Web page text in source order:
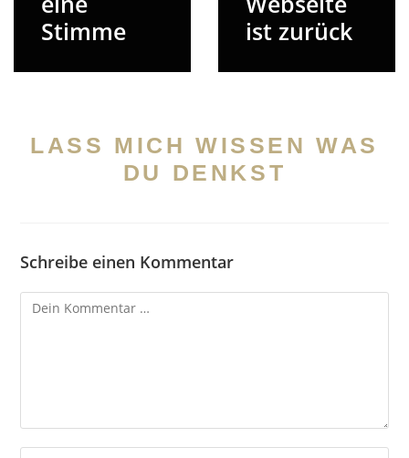
Stimme
ist zurück
LASS MICH WISSEN WAS
DU DENKST
Schreibe einen Kommentar